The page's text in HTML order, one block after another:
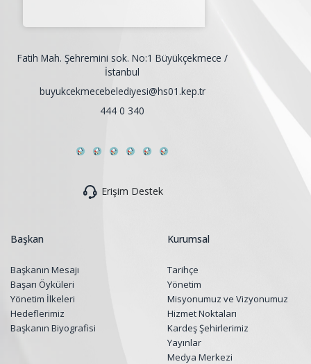
Fatih Mah. Şehremini sok. No:1 Büyükçekmece /
İstanbul
buyukcekmecebelediyesi@hs01.kep.tr
444 0 340
Erişim Destek
Başkan
Başkanın Mesajı
Başarı Öyküleri
Yönetim İlkeleri
Hedeflerimiz
Başkanın Biyografisi
Kurumsal
Tarihçe
Yönetim
Misyonumuz ve Vizyonumuz
Hizmet Noktaları
Kardeş Şehirlerimiz
Yayınlar
Medya Merkezi